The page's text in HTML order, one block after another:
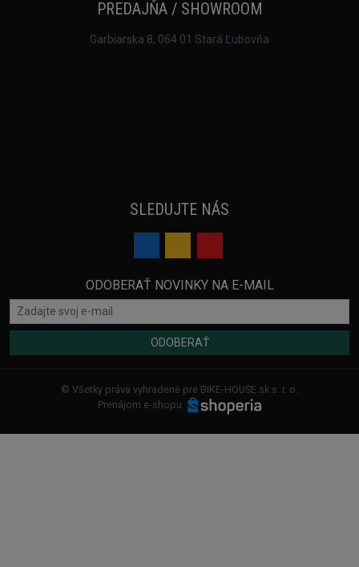
PREDAJŇA / SHOWROOM
Garbiarska 8, 064 01 Stará Ľubovňa
SLEDUJTE NÁS
ODOBERAŤ NOVINKY NA E-MAIL
ODOBERAŤ
© Všetky práva vyhradené pre BIKE-HOUSE.sk s. r. o.
Prenájom e-shopu